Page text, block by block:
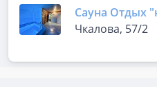
Сауна Отдых
Чкалова, 57/2